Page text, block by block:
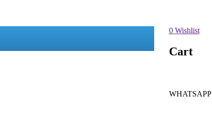
0 Wishlist
Cart
WHATSAPP